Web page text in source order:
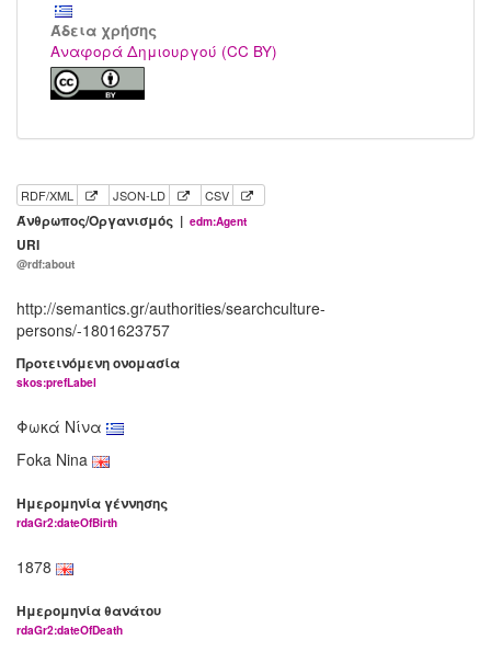
Άδεια χρήσης
Αναφορά Δημιουργού (CC BY)
RDF/XML JSON-LD CSV
Άνθρωπος/Οργανισμός | edm:Agent
URI
@rdf:about
http://semantics.gr/authorities/searchculture-
persons/-1801623757
Προτεινόμενη ονομασία
skos:prefLabel
Φωκά Νίνα
Foka Nina
Ημερομηνία γέννησης
rdaGr2:dateOfBirth
1878
Ημερομηνία θανάτου
rdaGr2:dateOfDeath